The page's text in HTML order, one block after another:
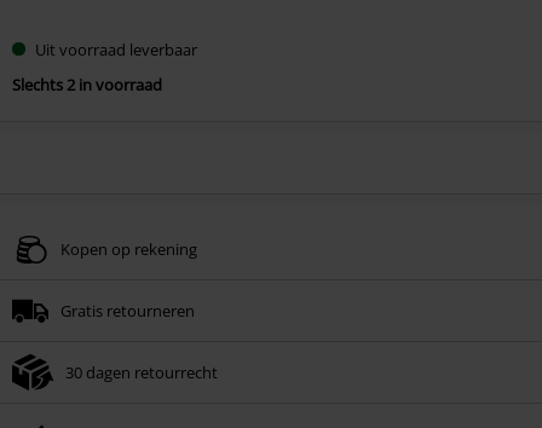
Uit voorraad leverbaar
Slechts 2 in voorraad
Kopen op rekening
Gratis retourneren
30 dagen retourrecht